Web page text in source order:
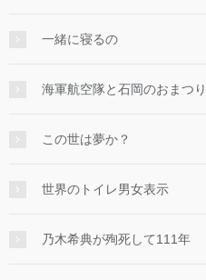
一緒に寝るの
海軍航空隊と石岡のおまつり
この世は夢か？
世界のトイレ男女表示
乃木希典が殉死して111年